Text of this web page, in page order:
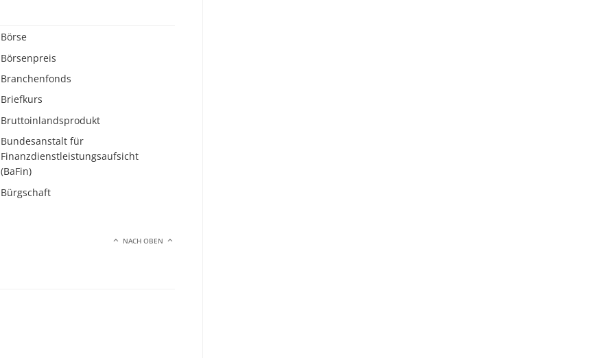
Börse
Börsenpreis
Branchenfonds
Briefkurs
Bruttoinlandsprodukt
Bundesanstalt für
Finanzdienstleistungsaufsicht
(BaFin)
Bürgschaft
NACH OBEN